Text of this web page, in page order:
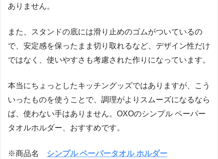
ありません。
また、スタンドの底には滑り止めのゴムがついているの
で、安定感を保ったまま切り取れるなど、デザイン性だけ
ではなく、使いやすさも考慮された作りになっています。
本当にちょっとしたキッチングッズではありますが、こう
いったものを使うことで、調理がよりスムーズになるなら
ば、使わない手はありません。OXOのシンプル ペーパー
タオルホルダー、おすすめです。
※商品名 シンプル ペーパータオル ホルダー